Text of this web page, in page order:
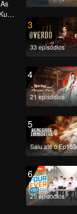
3
33 episódios
4
21 episódios
5
Saiu até o Ep153
6
25 episódios